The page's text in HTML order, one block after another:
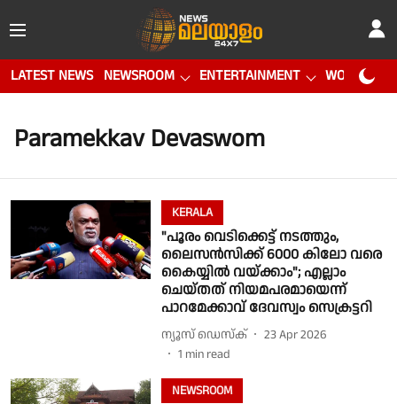
LATEST NEWS NEWSROOM ENTERTAINMENT WORLD CUP
Paramekkav Devaswom
KERALA
"പൂരം വെടിക്കെട്ട് നടത്തും,
ലൈസന്‍സിക്ക് 6000 കിലോ വരെ
കൈയ്യില്‍ വയ്ക്കാം"; എല്ലാം
ചെയ്തത് നിയമപരമായെന്ന്
പാറമേക്കാവ് ദേവസ്വം സെക്രട്ടറി
ന്യൂസ് ഡെസ്ക്
23 Apr 2026
1 min read
NEWSROOM